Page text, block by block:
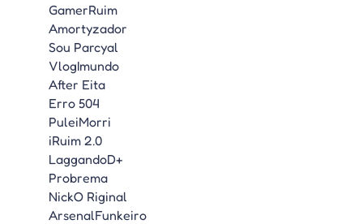
GamerRuim
Amortyzador
Sou Parcyal
VlogImundo
After Eita
Erro 504
PuleiMorri
iRuim 2.0
LaggandoD+
Probrema
NickO Riginal
ArsenalFunkeiro